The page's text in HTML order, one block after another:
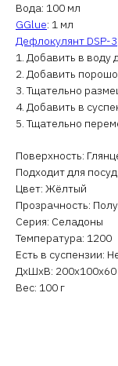
Вода: 100 мл
GGlue: 1 мл
Дефлокулянт DSP-3
1. Добавить в воду
2. Добавить
3. Тщательно
4. Добавить в
5. Тщательно
Поверхность:
Подходит для
Цвет: Жёлтый
Прозрачность:
Серия: Селадоны
Температура: 1200
Есть в суспензии:
ДxШxВ:
Вес: 100 г